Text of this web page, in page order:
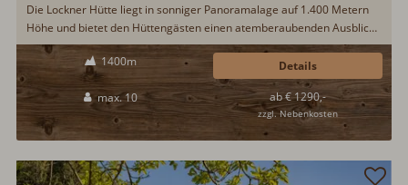
Die Lockner Hütte liegt in sonniger Panoramalage auf 1.400 Metern
Höhe und bietet den Hüttengästen einen atemberaubenden Ausblick
zum Wilden Kaiser und dem Zahmen Kaiser. Hier oben lässt es sich
bestens vom Alltag erholen und einen Hüttenurlaub mit Freunden
oder Familie in vollen Zügen genießen...
1400m
max. 10 ab € 1290,-
zzgl. Nebenkosten
Details